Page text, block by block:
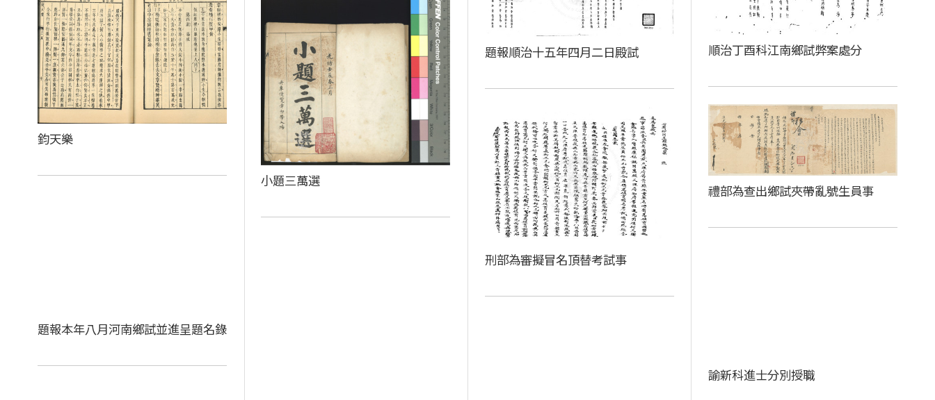
順治丁酉科江南鄉試弊案處分
題報順治十五年四月二日殿試
鈞天樂
小題三萬選
禮部為查出鄉試夾帶亂號生員事
刑部為審擬冒名頂替考試事
題報本年八月河南鄉試並進呈題名錄
諭新科進士分別授職